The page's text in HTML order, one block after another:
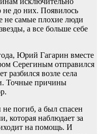
не до них. Появилось
не самые плохие люди
а все больше себе
Юрий Гагарин вместе
Серегиным отправился
разбился возле села
Точные причины
не погиб, а был спасен
которая наблюдает за
на помощь. И